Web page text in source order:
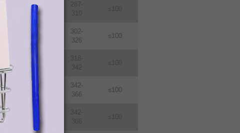
36-39
287-
310
≤100
302-
326
≤100
≥1114
318-
342
≤100
≥1114 43-46
342-
366
≤100
46-49
342-
366
≤100